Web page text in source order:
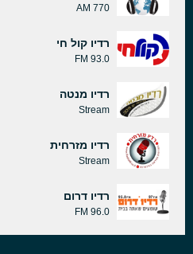
770 AM
רדיו קול חי
93.0 FM
רדיו מנטה
Stream
רדיו מזרחית
Stream
רדיו דרום
96.0 FM